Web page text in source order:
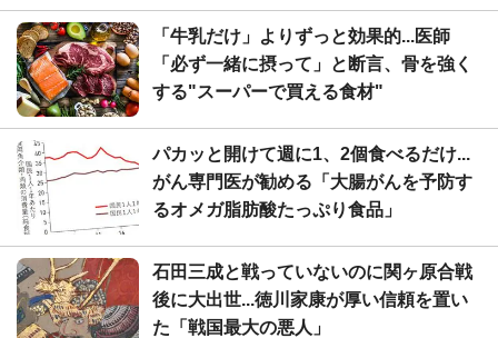
「牛乳だけ」よりずっと効果的...医師
「必ず一緒に摂って」と断言、骨を強く
する"スーパーで買える食材"
パカッと開けて週に1、2個食べるだけ...
がん専門医が勧める「大腸がんを予防す
るオメガ脂肪酸たっぷり食品」
石田三成と戦っていないのに関ヶ原合戦
後に大出世...徳川家康が厚い信頼を置い
た「戦国最大の悪人」